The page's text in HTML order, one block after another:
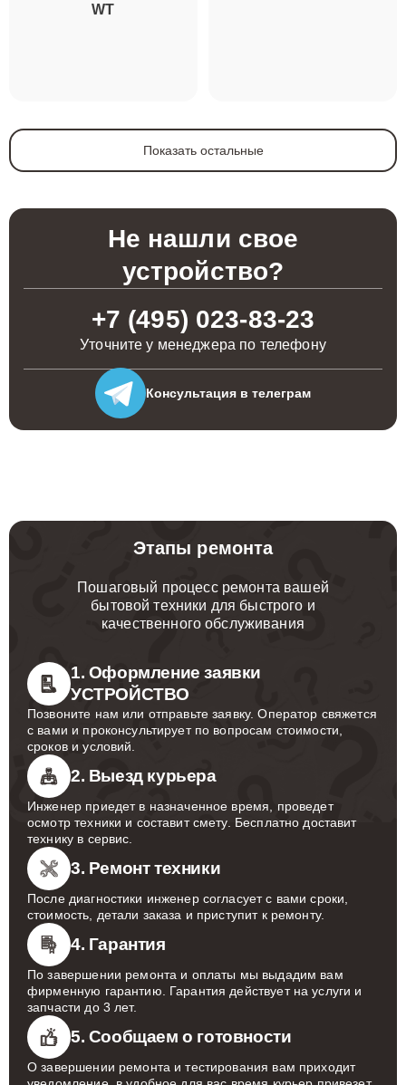
WT
Показать остальные
Не нашли свое
устройство?
+7 (495) 023-83-23
Уточните у менеджера по телефону
Консультация в телеграм
Этапы ремонта
Пошаговый процесс ремонта вашей
бытовой техники для быстрого и
качественного обслуживания
1. Оформление заявки
УСТРОЙСТВО
Позвоните нам или отправьте заявку. Оператор свяжется
с вами и проконсультирует по вопросам стоимости,
сроков и условий.
2. Выезд курьера
Инженер приедет в назначенное время, проведет
осмотр техники и составит смету. Бесплатно доставит
технику в сервис.
3. Ремонт техники
После диагностики инженер согласует с вами сроки,
стоимость, детали заказа и приступит к ремонту.
4. Гарантия
По завершении ремонта и оплаты мы выдадим вам
фирменную гарантию. Гарантия действует на услуги и
запчасти до 3 лет.
5. Сообщаем о готовности
О завершении ремонта и тестирования вам приходит